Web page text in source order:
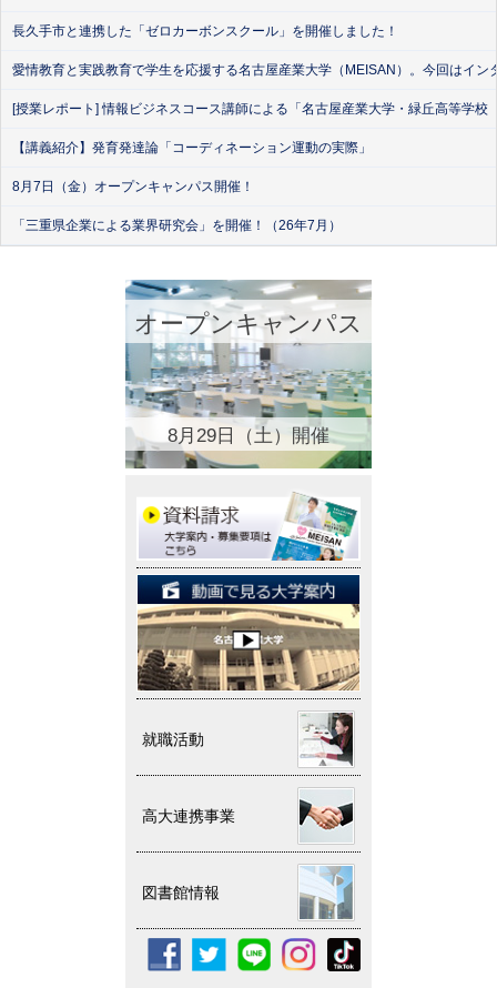
長久手市と連携した「ゼロカーボンスクール」を開催しました！
愛情教育と実践教育で学生を応援する名古屋産業大学（MEISAN）。今回はイ
[授業レポート] 情報ビジネスコース講師による「名古屋産業大学・緑丘高等学
【講義紹介】発育発達論「コーディネーション運動の実際」
8月7日（金）オープンキャンパス開催！
「三重県企業による業界研究会」を開催！（26年7月）
オープンキャンパス
8月29日（土）開催
就職活動
高大連携事業
図書館情報